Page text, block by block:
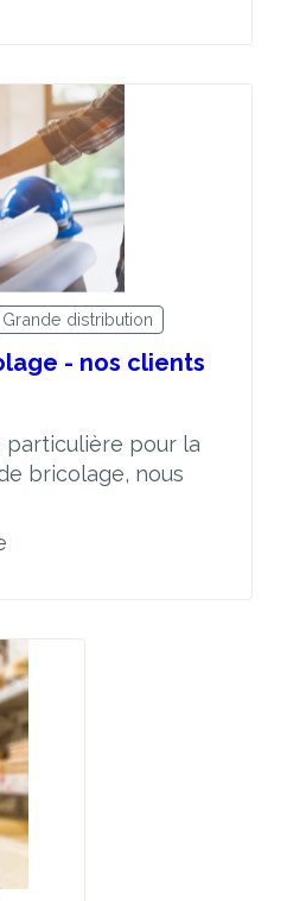
Grande distribution
- nos clients
particulière pour la
bricolage, nous